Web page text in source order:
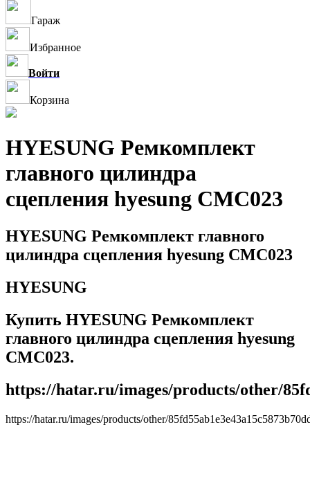
Гараж
Избранное
Войти
Корзина
HYESUNG Ремкомплект
главного цилиндра
сцепления hyesung CMC023
HYESUNG Ремкомплект главного
цилиндра сцепления hyesung CMC023
HYESUNG
Купить HYESUNG Ремкомплект
главного цилиндра сцепления hyesung
CMC023.
https://hatar.ru/images/products/other/
https://hatar.ru/images/products/other/